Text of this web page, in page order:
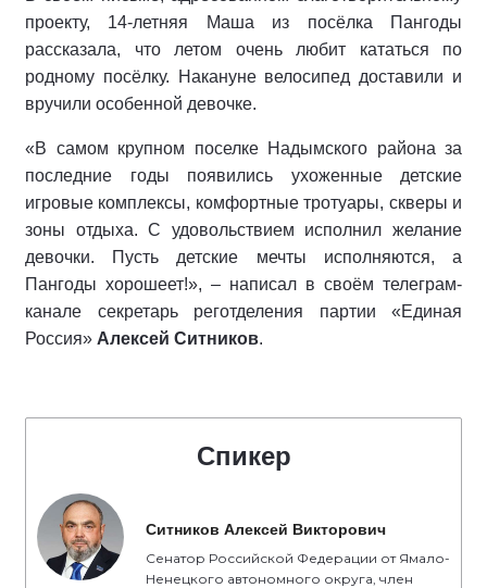
проекту, 14-летняя Маша из посёлка Пангоды
рассказала, что летом очень любит кататься по
родному посёлку. Накануне велосипед доставили и
вручили особенной девочке.
«В самом крупном поселке Надымского района за
последние годы появились ухоженные детские
игровые комплексы, комфортные тротуары, скверы и
зоны отдыха. С удовольствием исполнил желание
девочки. Пусть детские мечты исполняются, а
Пангоды хорошеет!», – написал в своём телеграм-
канале секретарь реготделения партии «Единая
Россия» Алексей Ситников.
Спикер
Ситников Алексей Викторович
Сенатор Российской Федерации от Ямало-
Ненецкого автономного округа, член